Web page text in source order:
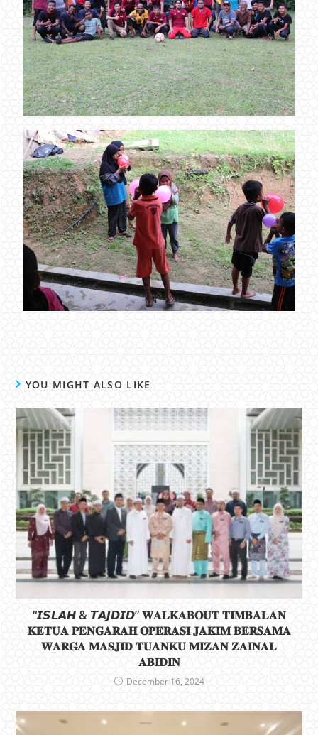
YOU MIGHT ALSO LIKE
“𝙄𝙎𝙇𝘼𝙃 & 𝙏𝘼𝙅𝘿𝙄𝘿” 𝐖𝐀𝐋𝐊𝐀𝐁𝐎𝐔𝐓 𝐓𝐈𝐌𝐁𝐀𝐋𝐀𝐍
𝐊𝐄𝐓𝐔𝐀 𝐏𝐄𝐍𝐆𝐀𝐑𝐀𝐇 𝐎𝐏𝐄𝐑𝐀𝐒𝐈 𝐉𝐀𝐊𝐈𝐌 𝐁𝐄𝐑𝐒𝐀𝐌𝐀
𝐖𝐀𝐑𝐆𝐀 𝐌𝐀𝐒𝐉𝐈𝐃 𝐓𝐔𝐀𝐍𝐊𝐔 𝐌𝐈𝐙𝐀𝐍 𝐙𝐀𝐈𝐍𝐀𝐋
𝐀𝐁𝐈𝐃𝐈𝐍
December 16, 2024